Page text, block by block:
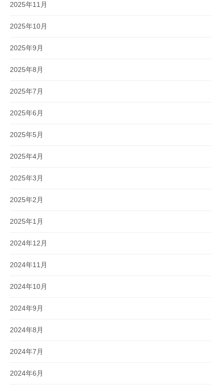
2025年11月
2025年10月
2025年9月
2025年8月
2025年7月
2025年6月
2025年5月
2025年4月
2025年3月
2025年2月
2025年1月
2024年12月
2024年11月
2024年10月
2024年9月
2024年8月
2024年7月
2024年6月